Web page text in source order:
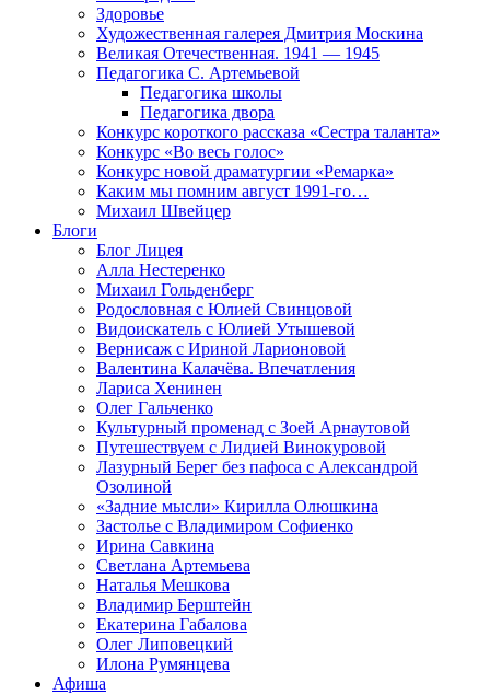
Здоровье
Художественная галерея Дмитрия Москина
Великая Отечественная. 1941 — 1945
Педагогика С. Артемьевой
Педагогика школы
Педагогика двора
Конкурс короткого рассказа «Сестра таланта»
Конкурс «Во весь голос»
Конкурс новой драматургии «Ремарка»
Каким мы помним август 1991-го…
Михаил Швейцер
Блоги
Блог Лицея
Алла Нестеренко
Михаил Гольденберг
Родословная с Юлией Свинцовой
Видоискатель с Юлией Утышевой
Вернисаж с Ириной Ларионовой
Валентина Калачёва. Впечатления
Лариса Хенинен
Олег Гальченко
Культурный променад с Зоей Арнаутовой
Путешествуем с Лидией Винокуровой
Лазурный Берег без пафоса с Александрой
Озолиной
«Задние мысли» Кирилла Олюшкина
Застолье с Владимиром Софиенко
Ирина Савкина
Светлана Артемьева
Наталья Мешкова
Владимир Берштейн
Екатерина Габалова
Олег Липовецкий
Илона Румянцева
Афиша